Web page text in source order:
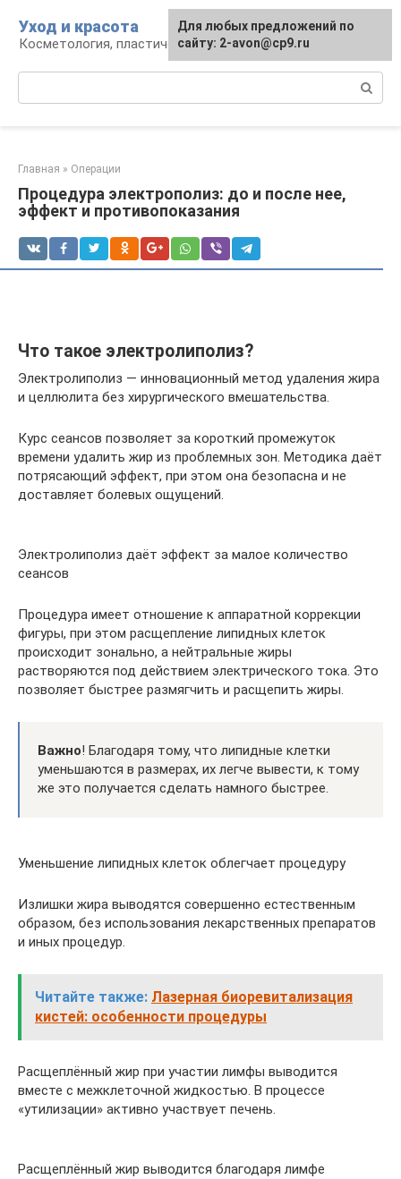
контенту
Уход и красота
Косметология, пластическая хирургия, уход
Главная » Операции
Процедура электрополиз: до и после нее,
эффект и противопоказания
Что такое электролиполиз?
Электролиполиз — инновационный метод удаления жира
и целлюлита без хирургического вмешательства.
Курс сеансов позволяет за короткий промежуток
времени удалить жир из проблемных зон. Методика даёт
потрясающий эффект, при этом она безопасна и не
доставляет болевых ощущений.
Электролиполиз даёт эффект за малое количество
сеансов
Процедура имеет отношение к аппаратной коррекции
фигуры, при этом расщепление липидных клеток
происходит зонально, а нейтральные жиры
растворяются под действием электрического тока. Это
позволяет быстрее размягчить и расщепить жиры.
Важно! Благодаря тому, что липидные клетки
уменьшаются в размерах, их легче вывести, к тому
же это получается сделать намного быстрее.
Уменьшение липидных клеток облегчает процедуру
Излишки жира выводятся совершенно естественным
образом, без использования лекарственных препаратов
и иных процедур.
Читайте также: Лазерная биоревитализация
кистей: особенности процедуры
Расщеплённый жир при участии лимфы выводится
вместе с межклеточной жидкостью. В процессе
«утилизации» активно участвует печень.
Расщеплённый жир выводится благодаря лимфе
Для любых предложений по
сайту: 2-avon@cp9.ru